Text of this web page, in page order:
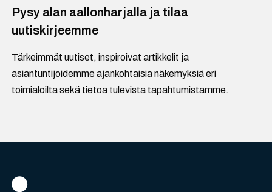
Pysy alan aallonharjalla ja tilaa
uutiskirjeemme
Tärkeimmät uutiset, inspiroivat artikkelit ja
asiantuntijoidemme ajankohtaisia näkemyksiä eri
toimialoilta sekä tietoa tulevista tapahtumistamme.